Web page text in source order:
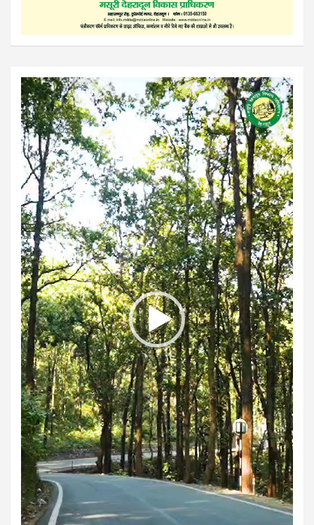
Video
Player